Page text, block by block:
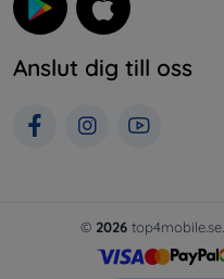
Anslut dig till oss
© 2026